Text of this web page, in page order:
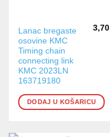
Lanac bregaste
osovine KMC
Timing chain
connecting link
KMC 2023LN
163719180
3,70
DODAJ U KOŠARICU